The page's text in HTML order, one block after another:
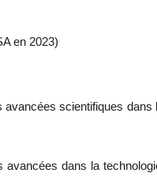
en 2023)
avancées scientifiques dans
dans la